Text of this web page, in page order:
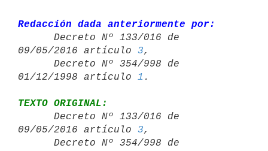
Redacción dada anteriormente por:
09/05/2016 artículo 3,
01/12/1998 artículo 1
TEXTO ORIGINAL:
09/05/2016 artículo 3,